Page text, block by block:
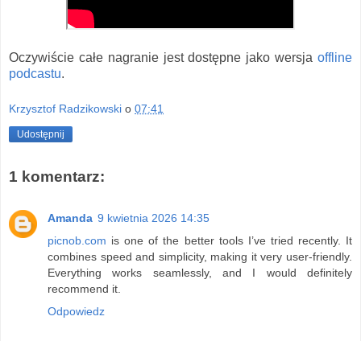
Oczywiście całe nagranie jest dostępne jako wersja offline
podcastu.
Krzysztof Radzikowski o 07:41
Udostępnij
1 komentarz:
Amanda 9 kwietnia 2026 14:35
picnob.com is one of the better tools I’ve tried recently. It
combines speed and simplicity, making it very user-friendly.
Everything works seamlessly, and I would definitely
recommend it.
Odpowiedz